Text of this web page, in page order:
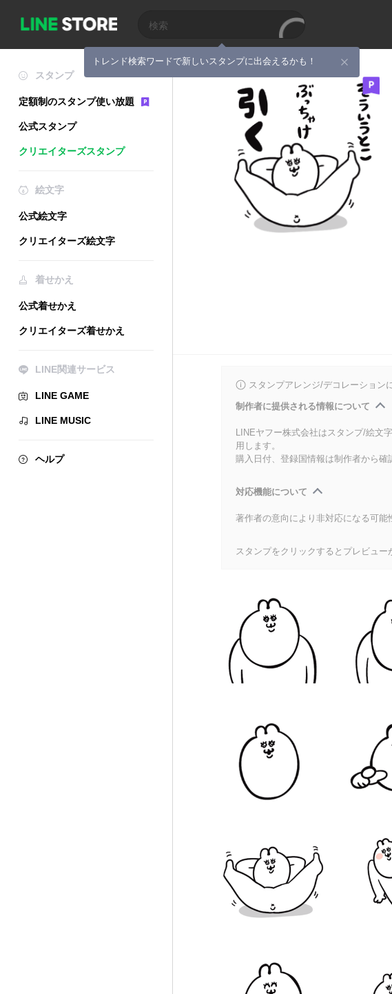
トレンド検索ワードで新しいスタンプに出会えるかも！
スタンプ
定額制のスタンプ使い放題
公式スタンプ
クリエイターズスタンプ
絵文字
公式絵文字
クリエイターズ絵文字
着せかえ
公式着せかえ
クリエイターズ着せかえ
LINE関連サービス
LINE GAME
LINE MUSIC
ヘルプ
スタンプアレンジ/デコレーション
制作者に提供される情報について
LINEヤフー株式会社はスタンプ/絵文
用します。
購入日付、登録国情報は制作者から
対応機能について
著作者の意向により非対応になる可能
スタンプをクリックするとプレビュー